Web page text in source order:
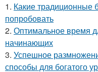
1. Какие традиционные
попробовать
2. Оптимальное время
начинающих
3. Успешное
способы для богатого